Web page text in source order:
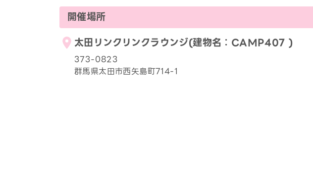
開催場所
太田リンクリンクラウンジ(建物名：CAMP407 )
373-0823
群馬県太田市西矢島町714-1